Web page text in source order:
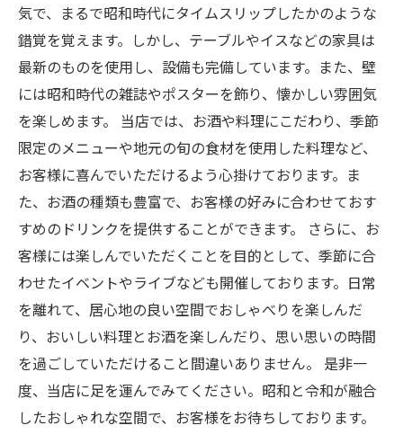
気で、まるで昭和時代にタイムスリップしたかのような
錯覚を覚えます。しかし、テーブルやイスなどの家具は
最新のものを使用し、設備も完備しています。また、壁
には昭和時代の雑誌やポスターを飾り、懐かしい雰囲気
を楽しめます。 当店では、お酒や料理にこだわり、季節
限定のメニューや地元の旬の食材を使用した料理など、
お客様に喜んでいただけるよう心掛けております。ま
た、お酒の種類も豊富で、お客様の好みに合わせておす
すめのドリンクを提供することができます。 さらに、お
客様には楽しんでいただくことを目的として、季節に合
わせたイベントやライブなども開催しております。日常
を離れて、居心地の良い空間でおしゃべりを楽しんだ
り、おいしい料理とお酒を楽しんだり、思い思いの時間
を過ごしていただけること間違いありません。 是非一
度、当店に足を運んでみてください。昭和と令和が融合
したおしゃれな空間で、お客様をお待ちしております。